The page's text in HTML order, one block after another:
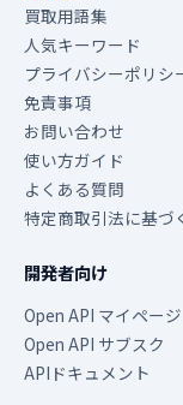
買取用語集
人気キーワード
プライバシーポリシ
免責事項
お問い合わせ
使い方ガイド
よくある質問
特定商取引法に基づ
開発者向け
Open API マイページ
Open API サブスク
APIドキュメント